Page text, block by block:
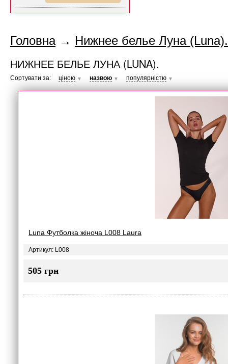
Головна→ Нижнее белье Луна (Luna).
НИЖНЕЕ БЕЛЬЕ ЛУНА (LUNA).
Сортувати за: ціною ▼ назвою ▼ популярністю ▼
Luna Футболка жіноча L008 Laura
Артикул: L008
505 грн